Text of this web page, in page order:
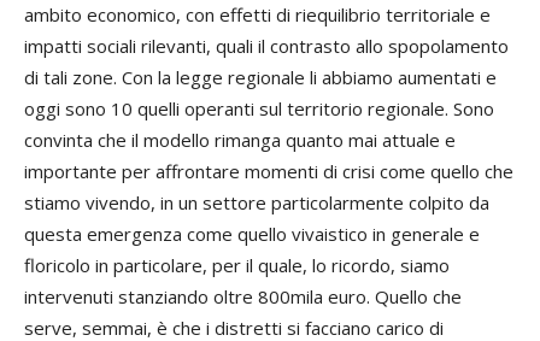
ambito economico, con effetti di riequilibrio territoriale e
impatti sociali rilevanti, quali il contrasto allo spopolamento
di tali zone. Con la legge regionale li abbiamo aumentati e
oggi sono 10 quelli operanti sul territorio regionale. Sono
convinta che il modello rimanga quanto mai attuale e
importante per affrontare momenti di crisi come quello che
stiamo vivendo, in un settore particolarmente colpito da
questa emergenza come quello vivaistico in generale e
floricolo in particolare, per il quale, lo ricordo, siamo
intervenuti stanziando oltre 800mila euro. Quello che
serve, semmai, è che i distretti si facciano carico di